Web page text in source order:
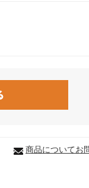
商品についてお